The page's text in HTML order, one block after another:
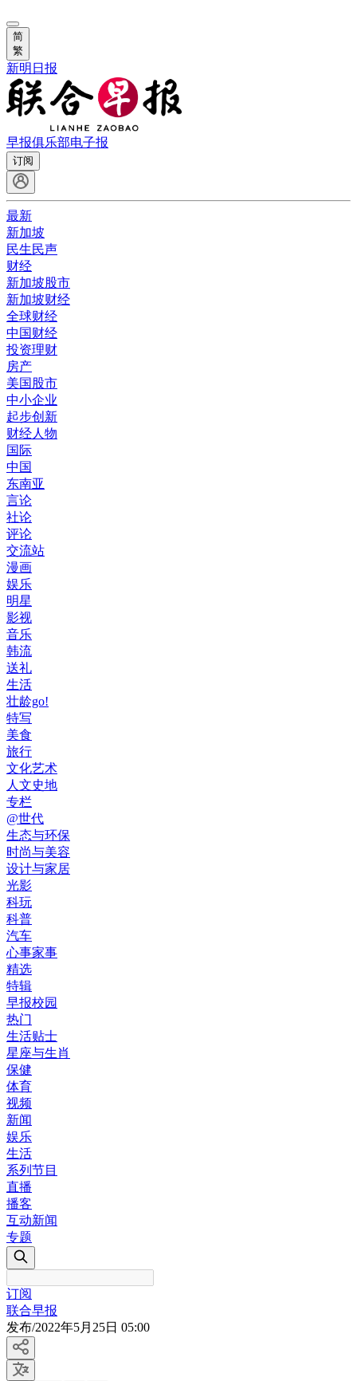
简
繁
新明日报
早报俱乐部电子报
订阅
最新
新加坡
民生民声
财经
新加坡股市
新加坡财经
全球财经
中国财经
投资理财
房产
美国股市
中小企业
起步创新
财经人物
国际
中国
东南亚
言论
社论
评论
交流站
漫画
娱乐
明星
影视
音乐
韩流
送礼
生活
壮龄go!
特写
美食
旅行
文化艺术
人文史地
专栏
@世代
生态与环保
时尚与美容
设计与家居
光影
科玩
科普
汽车
心事家事
精选
特辑
早报校园
热门
生活贴士
星座与生肖
保健
体育
视频
新闻
娱乐
生活
系列节目
直播
播客
互动新闻
专题
订阅
联合早报
发布/2022年5月25日 05:00